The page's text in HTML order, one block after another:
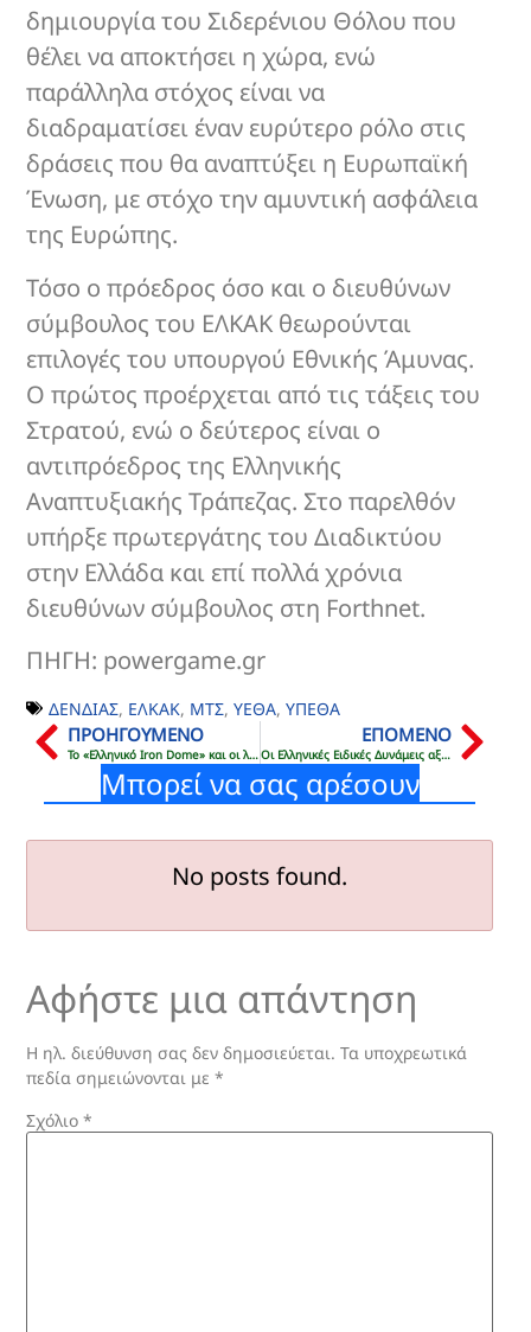
δημιουργία του Σιδερένιου Θόλου που
θέλει να αποκτήσει η χώρα, ενώ
παράλληλα στόχος είναι να
διαδραματίσει έναν ευρύτερο ρόλο στις
δράσεις που θα αναπτύξει η Ευρωπαϊκή
Ένωση, με στόχο την αμυντική ασφάλεια
της Ευρώπης.
Τόσο ο πρόεδρος όσο και ο διευθύνων
σύμβουλος του ΕΛΚΑΚ θεωρούνται
επιλογές του υπουργού Εθνικής Άμυνας.
Ο πρώτος προέρχεται από τις τάξεις του
Στρατού, ενώ ο δεύτερος είναι ο
αντιπρόεδρος της Ελληνικής
Αναπτυξιακής Τράπεζας. Στο παρελθόν
υπήρξε πρωτεργάτης του Διαδικτύου
στην Ελλάδα και επί πολλά χρόνια
διευθύνων σύμβουλος στη Forthnet.
ΠΗΓΗ: powergame.gr
ΔΕΝΔΙΑΣ, ΕΛΚΑΚ, ΜΤΣ,ΥΕΘΑ,ΥΠΕΘΑ
ΠΡΟΗΓΟΥΜΕΝΟ
To «Eλληνικό Iron Dome» και οι λύσεις που εξετάζει το ΓΕΕΘΑ
ΕΠΟΜΕΝΟ
Οι Ελληνικές Ειδικές Δυνάμεις αξιολογούνται από το NATO για ανάληψη αποστολών
Μπορεί να σας αρέσουν
No posts found.
Αφήστε μια απάντηση
Η ηλ. διεύθυνση σας δεν δημοσιεύεται. Τα υποχρεωτικά
πεδία σημειώνονται με*
Σχόλιο*